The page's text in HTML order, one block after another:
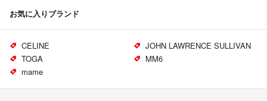
お気に入りブランド
CELINE
JOHN LAWRENCE SULLIVAN
TOGA
MM6
mame